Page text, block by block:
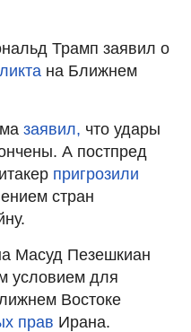
Трамп заявил о
на Ближнем
заявил, что удары
А постпред
пригрозили
стран
Масуд Пезешкиан
условием для
Востоке
прав Ирана.